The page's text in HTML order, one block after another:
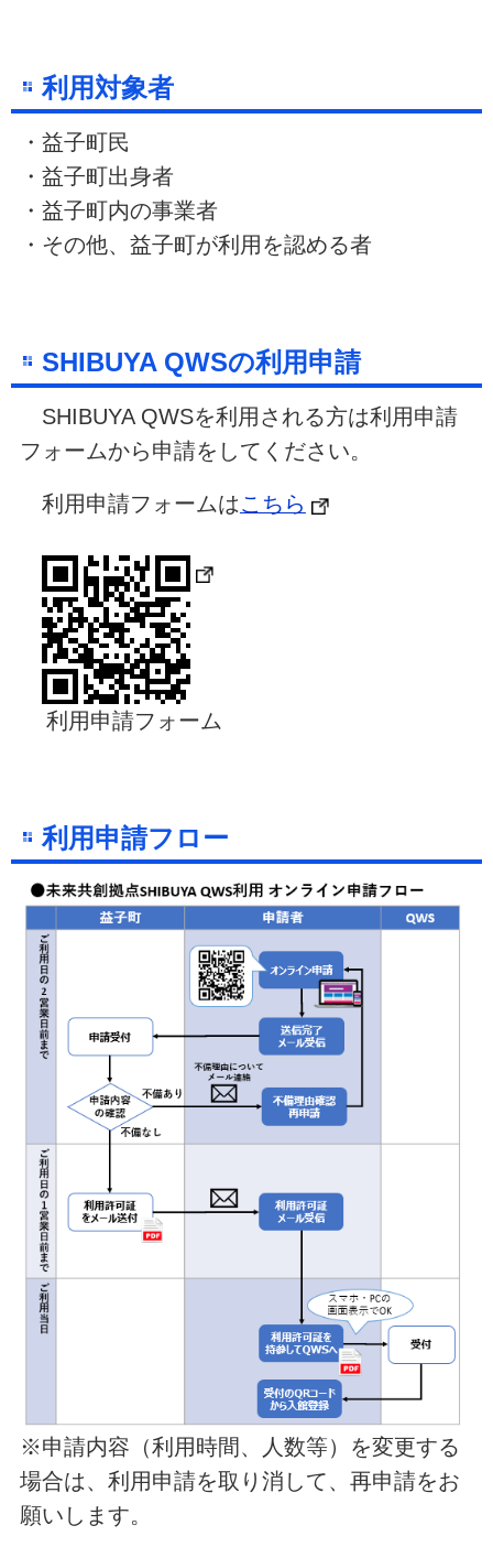
利用対象者
・益子町民
・益子町出身者
・益子町内の事業者
・ その他、 益子町が利用を認める者
SHIBUYA QWSの利用申請
SHIBUYA QWSを利用される方は利用申請
フォームから申請をしてください。
利用申請フォームはこちら
利用申請フォーム
利用申請フロー
※申請内容（利用時間、人数等）を変更する
場合は、 利用申請を取り消して、再申請をお
願いします。